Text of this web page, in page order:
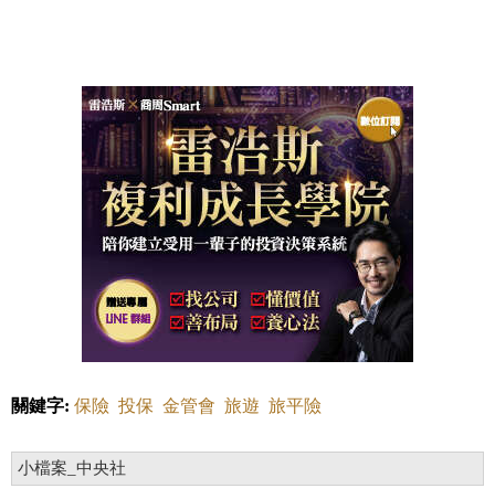
關鍵字: 保險 投保 金管會 旅遊 旅平險
小檔案_中央社